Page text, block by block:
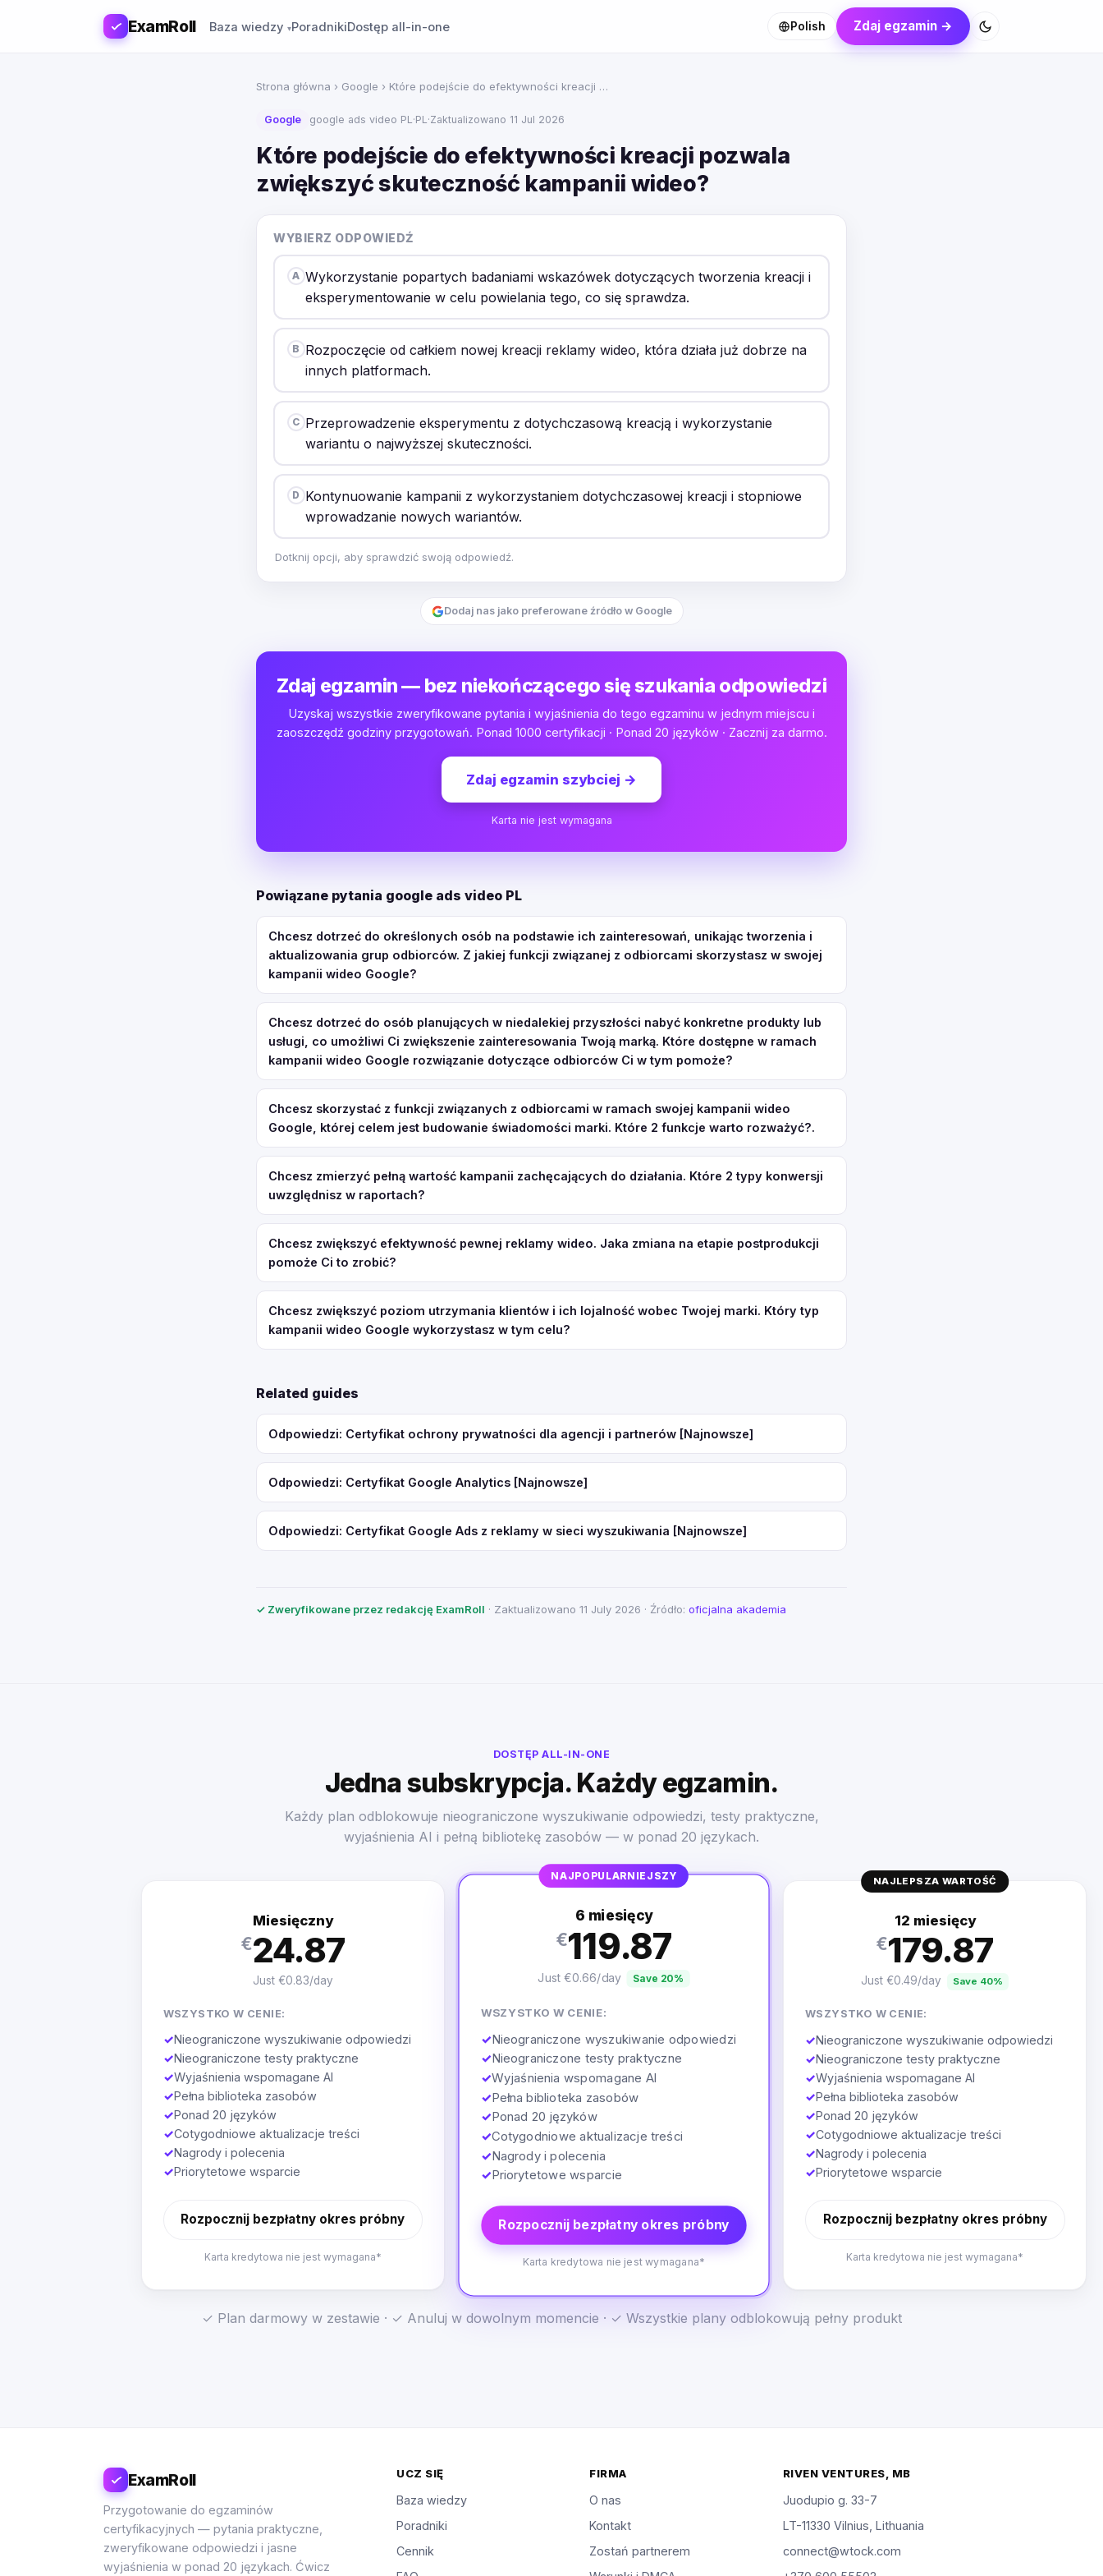
ExamRoll Baza wiedzy PoradnikiDostęp all-in-one Polish Zdaj egzamin →
Strona główna › Google › Które podejście do efektywności kreacji …
Google google ads video PL·PL·Zaktualizowano 11 Jul 2026
Które podejście do efektywności kreacji pozwala
zwiększyć skuteczność kampanii wideo?
WYBIERZ ODPOWIEDŹ
A Wykorzystanie popartych badaniami wskazówek dotyczących tworzenia kreacji i
eksperymentowanie w celu powielania tego, co się sprawdza.
B Rozpoczęcie od całkiem nowej kreacji reklamy wideo, która działa już dobrze na
innych platformach.
C Przeprowadzenie eksperymentu z dotychczasową kreacją i wykorzystanie
wariantu o najwyższej skuteczności.
D Kontynuowanie kampanii z wykorzystaniem dotychczasowej kreacji i stopniowe
wprowadzanie nowych wariantów.
Dotknij opcji, aby sprawdzić swoją odpowiedź.
Dodaj nas jako preferowane źródło w Google
Zdaj egzamin — bez niekończącego się szukania odpowiedzi
Uzyskaj wszystkie zweryfikowane pytania i wyjaśnienia do tego egzaminu w jednym miejscu i
zaoszczędź godziny przygotowań. Ponad 1000 certyfikacji · Ponad 20 języków · Zacznij za darmo.
Zdaj egzamin szybciej →
Karta nie jest wymagana
Powiązane pytania google ads video PL
Chcesz dotrzeć do określonych osób na podstawie ich zainteresowań, unikając tworzenia i
aktualizowania grup odbiorców. Z jakiej funkcji związanej z odbiorcami skorzystasz w swojej
kampanii wideo Google?
Chcesz dotrzeć do osób planujących w niedalekiej przyszłości nabyć konkretne produkty lub
usługi, co umożliwi Ci zwiększenie zainteresowania Twoją marką. Które dostępne w ramach
kampanii wideo Google rozwiązanie dotyczące odbiorców Ci w tym pomoże?
Chcesz skorzystać z funkcji związanych z odbiorcami w ramach swojej kampanii wideo
Google, której celem jest budowanie świadomości marki. Które 2 funkcje warto rozważyć?.
Chcesz zmierzyć pełną wartość kampanii zachęcających do działania. Które 2 typy konwersji
uwzględnisz w raportach?
Chcesz zwiększyć efektywność pewnej reklamy wideo. Jaka zmiana na etapie postprodukcji
pomoże Ci to zrobić?
Chcesz zwiększyć poziom utrzymania klientów i ich lojalność wobec Twojej marki. Który typ
kampanii wideo Google wykorzystasz w tym celu?
Related guides
Odpowiedzi: Certyfikat ochrony prywatności dla agencji i partnerów [Najnowsze]
Odpowiedzi: Certyfikat Google Analytics [Najnowsze]
Odpowiedzi: Certyfikat Google Ads z reklamy w sieci wyszukiwania [Najnowsze]
✓ Zweryfikowane przez redakcję ExamRoll · Zaktualizowano 11 July 2026 · Źródło: oficjalna akademia
DOSTĘP ALL-IN-ONE
Jedna subskrypcja. Każdy egzamin.
Każdy plan odblokowuje nieograniczone wyszukiwanie odpowiedzi, testy praktyczne,
wyjaśnienia AI i pełną bibliotekę zasobów — w ponad 20 językach.
Miesięczny
€24.87
Just €0.83/day
WSZYSTKO W CENIE:
✓Nieograniczone wyszukiwanie odpowiedzi
✓Nieograniczone testy praktyczne
✓Wyjaśnienia wspomagane AI
✓Pełna biblioteka zasobów
✓Ponad 20 języków
✓Cotygodniowe aktualizacje treści
✓Nagrody i polecenia
✓Priorytetowe wsparcie
Rozpocznij bezpłatny okres próbny
Karta kredytowa nie jest wymagana*
NAJPOPULARNIEJSZY
6 miesięcy
€119.87
Just €0.66/day Save 20%
WSZYSTKO W CENIE:
✓Nieograniczone wyszukiwanie odpowiedzi
✓Nieograniczone testy praktyczne
✓Wyjaśnienia wspomagane AI
✓Pełna biblioteka zasobów
✓Ponad 20 języków
✓Cotygodniowe aktualizacje treści
✓Nagrody i polecenia
✓Priorytetowe wsparcie
Rozpocznij bezpłatny okres próbny
Karta kredytowa nie jest wymagana*
NAJLEPSZA WARTOŚĆ
12 miesięcy
€179.87
Just €0.49/day Save 40%
WSZYSTKO W CENIE:
✓Nieograniczone wyszukiwanie odpowiedzi
✓Nieograniczone testy praktyczne
✓Wyjaśnienia wspomagane AI
✓Pełna biblioteka zasobów
✓Ponad 20 języków
✓Cotygodniowe aktualizacje treści
✓Nagrody i polecenia
✓Priorytetowe wsparcie
Rozpocznij bezpłatny okres próbny
Karta kredytowa nie jest wymagana*
✓ Plan darmowy w zestawie · ✓ Anuluj w dowolnym momencie · ✓ Wszystkie plany odblokowują pełny produkt
ExamRoll
Przygotowanie do egzaminów
certyfikacyjnych — pytania praktyczne,
zweryfikowane odpowiedzi i jasne
wyjaśnienia w ponad 20 językach. Ćwicz
UCZ SIĘ
Baza wiedzy
Poradniki
Cennik
FIRMA
O nas
Kontakt
Zostań partnerem
RIVEN VENTURES, MB
Juodupio g. 33-7
LT-11330 Vilnius, Lithuania
connect@wtock.com